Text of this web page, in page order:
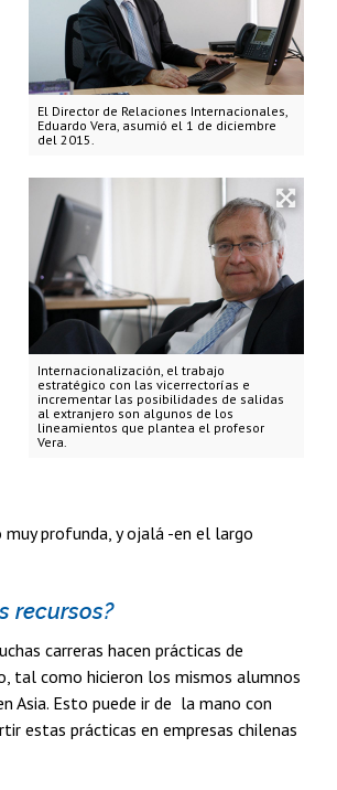
El Director de Relaciones Internacionales,
Eduardo Vera, asumió el 1 de diciembre
del 2015.
Internacionalización, el trabajo
estratégico con las vicerrectorías e
incrementar las posibilidades de salidas
al extranjero son algunos de los
lineamientos que plantea el profesor
Vera.
profunda, y ojalá -en el largo
recursos?
carreras hacen prácticas de
tal como hicieron los mismos alumnos
Asia. Esto puede ir de la mano con
estas prácticas en empresas chilenas